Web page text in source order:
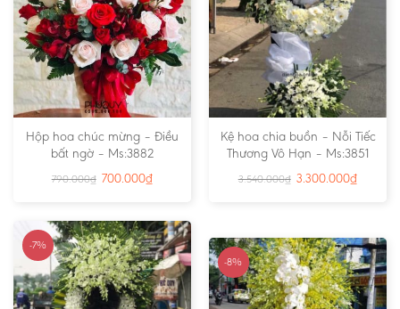
Hộp hoa chúc mừng – Điều
bất ngờ – Ms:3882
790.000₫ 700.000₫
Kệ hoa chia buồn – Nỗi Tiếc
Thương Vô Hạn – Ms:3851
3.540.000₫ 3.300.000₫
-7%
-8%